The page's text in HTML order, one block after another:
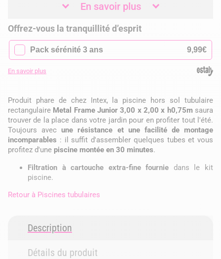
En savoir plus
Offrez-vous la tranquillité d’esprit
✓ Pack sérénité 3 ans 9,99€
En savoir plus
Produit phare de chez Intex, la piscine hors sol tubulaire
rectangulaire Metal Frame Junior 3,00 x 2,00 x h0,75m saura
trouver de la place dans votre jardin pour en profiter tout l'été.
Toujours avecune résistance et une facilité de montage
incomparables : il suffit d'assembler quelques tubes et vous
profitez d'une piscine montée en 30 minutes.
Filtration à cartouche extra-fine fournie dans le kit
piscine.
Retour à Piscines tubulaires
Description
Détails du produit